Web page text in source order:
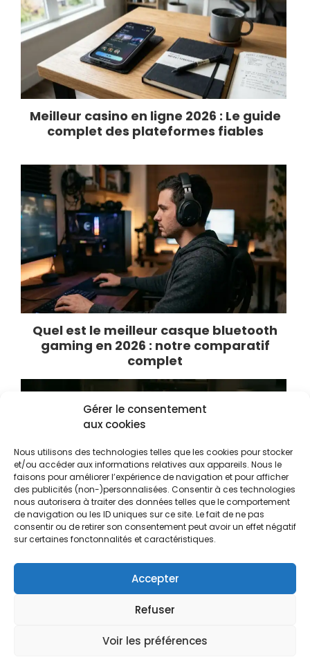
Gérer le consentement
aux cookies
Nous utilisons des technologies telles que les cookies pour stocker
et/ou accéder aux informations relatives aux appareils. Nous le
faisons pour améliorer l’expérience de navigation et pour afficher
des publicités (non-)personnalisées. Consentir à ces technologies
nous autorisera à traiter des données telles que le comportement
de navigation ou les ID uniques sur ce site. Le fait de ne pas
consentir ou de retirer son consentement peut avoir un effet négatif
sur certaines fonctonnalités et caractéristiques.
Accepter
Refuser
Voir les préférences
Meilleur casino en ligne 2026 : Le guide
complet des plateformes fiables
Quel est le meilleur casque bluetooth
gaming en 2026 : notre comparatif
complet
Pourquoi les sites de streaming gratuits
changent-ils constamment d’adresse ?
© 2026 Dailyclic.com -Politique de